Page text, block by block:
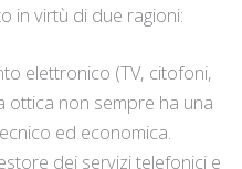
in virtù di due ragioni:
elettronico (TV, citofoni,
ottica non sempre ha una
ed economica.
dei servizi telefonici e